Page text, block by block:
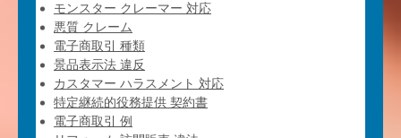
モンスター クレーマー 対応
悪質 クレーム
電子商取引 種類
景品表示法 違反
カスタマー ハラスメント 対応
特定継続的役務提供 契約書
電子商取引 例